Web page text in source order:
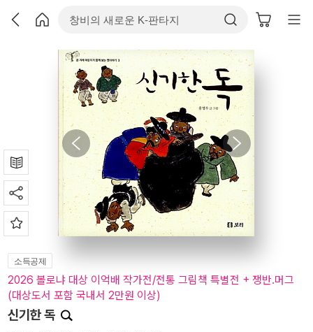
소득공제
2026 볼로냐 대상 이억배 작가전/전통 그림책 특별전 + 쟁반.머그
(대상도서 포함 국내서 2만원 이상)
신기한 독